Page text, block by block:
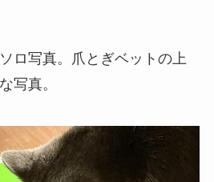
ロ写真。爪とぎベットの上
写真。